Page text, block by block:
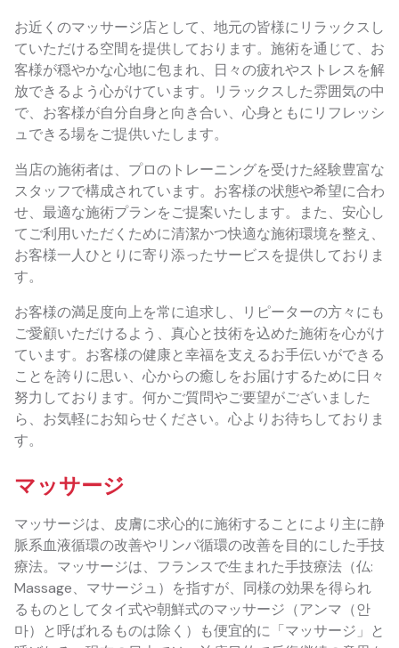
お近くのマッサージ店として、地元の皆様にリラックスし
ていただける空間を提供しております。施術を通じて、お
客様が穏やかな心地に包まれ、日々の疲れやストレスを解
放できるよう心がけています。リラックスした雰囲気の中
で、お客様が自分自身と向き合い、心身ともにリフレッシ
ュできる場をご提供いたします。
当店の施術者は、プロのトレーニングを受けた経験豊富な
スタッフで構成されています。お客様の状態や希望に合わ
せ、最適な施術プランをご提案いたします。また、安心し
てご利用いただくために清潔かつ快適な施術環境を整え、
お客様一人ひとりに寄り添ったサービスを提供しておりま
す。
お客様の満足度向上を常に追求し、リピーターの方々にも
ご愛顧いただけるよう、真心と技術を込めた施術を心がけ
ています。お客様の健康と幸福を支えるお手伝いができる
ことを誇りに思い、心からの癒しをお届けするために日々
努力しております。何かご質問やご要望がございました
ら、お気軽にお知らせください。心よりお待ちしておりま
す。
マッサージ
マッサージは、皮膚に求心的に施術することにより主に静
脈系血液循環の改善やリンパ循環の改善を目的にした手技
療法。マッサージは、フランスで生まれた手技療法（仏:
Massage、マサージュ）を指すが、同様の効果を得られ
るものとしてタイ式や朝鮮式のマッサージ（アンマ（안
마）と呼ばれるものは除く）も便宜的に「マッサージ」と